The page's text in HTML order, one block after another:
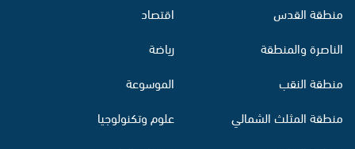
منطقة القدس
الناصرة والمنطقة
منطقة النقب
منطقة المثلث الشمالي
اقتصاد
رياضة
الموسوعة
علوم وتكنولوجيا